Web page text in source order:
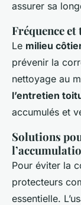
assurer sa
Fréquence et
Le milieu
prévenir la
nettoyage au
l’entretien
accumulés et
Solutions
Pour éviter la
protecteurs
essentielle.